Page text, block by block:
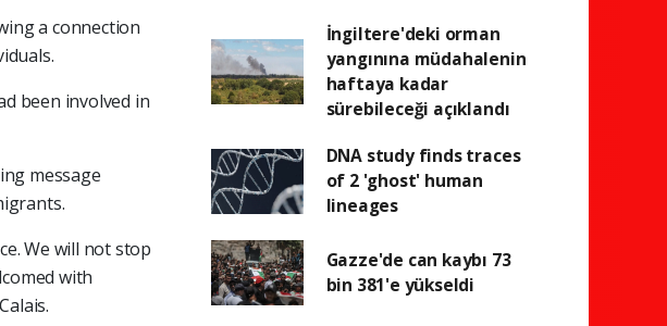
a connection
been involved in
message
We will not stop
with
İngiltere'deki orman
yangınına müdahalenin
haftaya kadar
sürebileceği açıklandı
DNA study finds traces
of 2 'ghost' human
lineages
Gazze'de can kaybı 73
bin 381'e yükseldi